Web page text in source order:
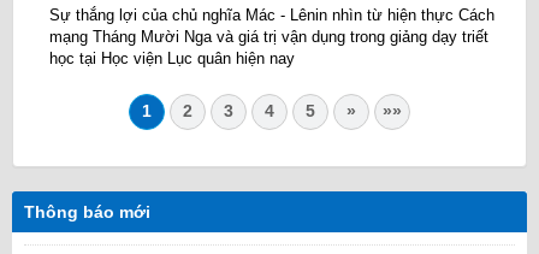
Sự thắng lợi của chủ nghĩa Mác - Lênin nhìn từ hiện thực Cách
mạng Tháng Mười Nga và giá trị vận dụng trong giảng dạy triết
học tại Học viện Lục quân hiện nay
1 2 3 4 5 » »»
Thông báo mới